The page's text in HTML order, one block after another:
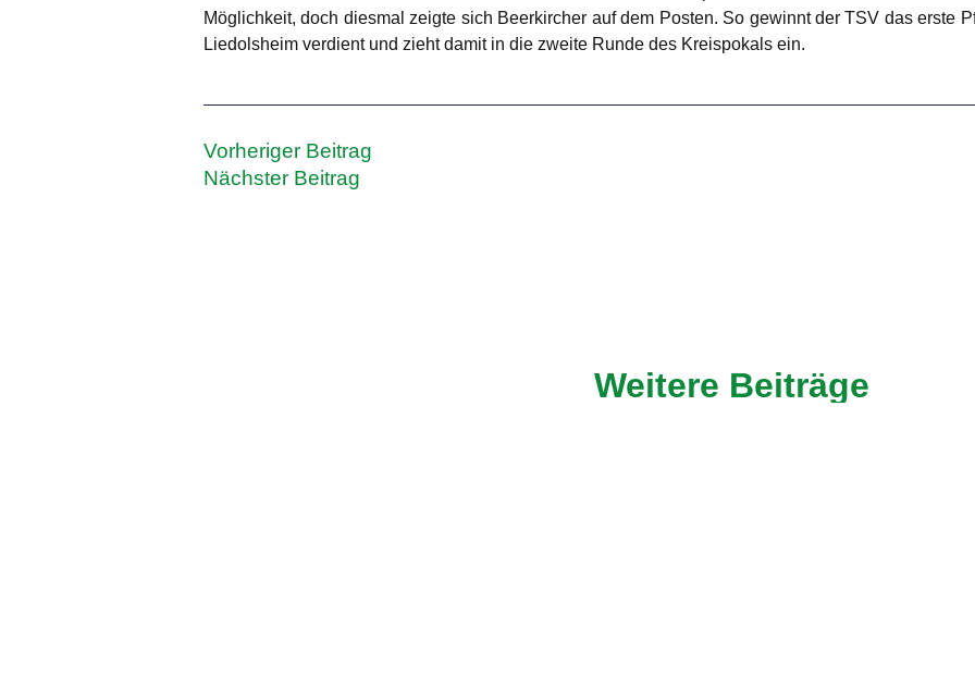
Möglichkeit, doch diesmal zeigte sich Beerkircher auf dem Posten. So gewinnt der TSV das erste
Liedolsheim verdient und zieht damit in die zweite Runde des Kreispokals ein.
Vorheriger Beitrag
Nächster Beitrag
Weitere Beiträge